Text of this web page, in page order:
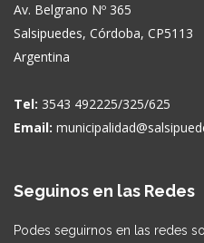
Av. Belgrano Nº 365
Salsipuedes, Córdoba, CP5113
Argentina
Tel: 3543 492225/325/625
Email:
Seguinos en las Redes
Podes seguirnos en las redes